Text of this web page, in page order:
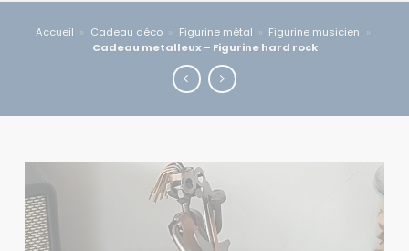
Accueil » Cadeau déco » Figurine métal » Figurine musicien »
Cadeau metalleux – Figurine hard rock